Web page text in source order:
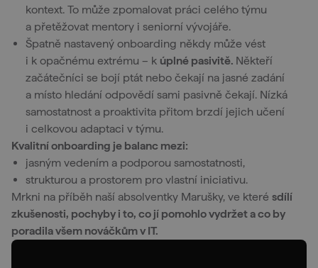
kontext. To může zpomalovat práci celého týmu
a přetěžovat mentory i seniorní vývojáře.
Špatně nastavený onboarding někdy může vést
i k opačnému extrému – k úplné pasivitě. Někteří
začátečníci se bojí ptát nebo čekají na jasné zadání
a místo hledání odpovědí sami pasivně čekají. Nízká
samostatnost a proaktivita přitom brzdí jejich učení
i celkovou adaptaci v týmu.
Kvalitní onboarding je balanc mezi:
jasným vedením a podporou samostatnosti,
strukturou a prostorem pro vlastní iniciativu.
Mrkni na příběh naší absolventky Marušky, ve které sdílí
zkušenosti, pochyby i to, co jí pomohlo vydržet a co by
poradila všem nováčkům v IT.